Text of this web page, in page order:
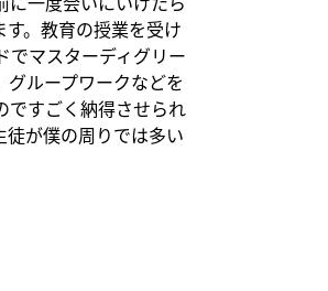
。教育の授業を受け
でマスターディグリー
ループワークなどを
ですごく納得させられ
が僕の周りでは多い